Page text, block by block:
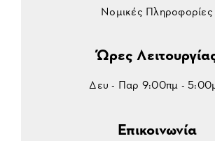
Νομικές Πληροφορίες
Ώρες
Δευ - Παρ 9:00πμ -
Επικοινωνία